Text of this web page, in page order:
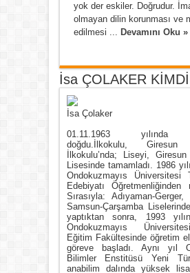
yok der eskiler. Doğrudur.
olmayan dilin korunması ve
edilmesi ... Devamını Oku »
İsa ÇOLAKER
İsa Çolaker
01.11.1963 yılında
doğdu.İlkokulu, Giresun
İlkokulu’nda; Liseyi,
Lisesinde tamamladı. 1986
Ondokuzmayıs
Edebiyatı
Sırasıyla: Adıyaman-Gerger,
Samsun-Çarşamba
yaptıktan sonra, 1993
Ondokuzmayıs
Eğitim Fakültesinde öğretim
göreve başladı. Aynı yıl
Bilimler Enstitüsü Yeni
anabilim dalında yüksek